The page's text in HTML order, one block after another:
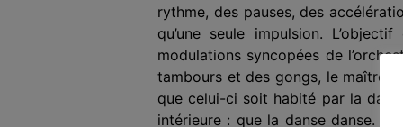
rythme, des pauses, des
qu’une seule impulsion.
modulations syncopées de
tambours et des gongs, le maître
que celui-ci soit habité par la
intérieure : que la danse danse.